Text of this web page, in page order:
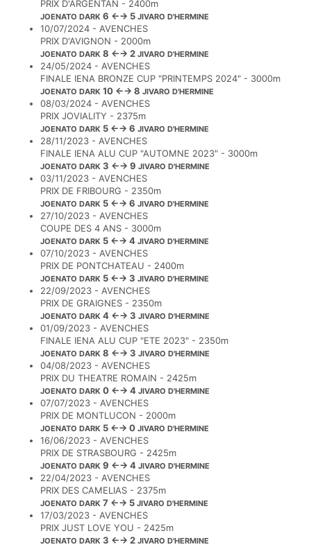
PRIX D'ARGENTAN - 2400m
JOENATO DARK 6 ←→ 5 JIVARO D'HERMINE
10/07/2024 - AVENCHES
PRIX D'AVIGNON - 2000m
JOENATO DARK 8 ←→ 2 JIVARO D'HERMINE
24/05/2024 - AVENCHES
FINALE IENA BRONZE CUP "PRINTEMPS 2024" - 3000m
JOENATO DARK 10 ←→ 8 JIVARO D'HERMINE
08/03/2024 - AVENCHES
PRIX JOVIALITY - 2375m
JOENATO DARK 5 ←→ 6 JIVARO D'HERMINE
28/11/2023 - AVENCHES
FINALE IENA ALU CUP "AUTOMNE 2023" - 3000m
JOENATO DARK 3 ←→ 9 JIVARO D'HERMINE
03/11/2023 - AVENCHES
PRIX DE FRIBOURG - 2350m
JOENATO DARK 5 ←→ 6 JIVARO D'HERMINE
27/10/2023 - AVENCHES
COUPE DES 4 ANS - 3000m
JOENATO DARK 5 ←→ 4 JIVARO D'HERMINE
07/10/2023 - AVENCHES
PRIX DE PONTCHATEAU - 2400m
JOENATO DARK 5 ←→ 3 JIVARO D'HERMINE
22/09/2023 - AVENCHES
PRIX DE GRAIGNES - 2350m
JOENATO DARK 4 ←→ 3 JIVARO D'HERMINE
01/09/2023 - AVENCHES
FINALE IENA ALU CUP "ETE 2023" - 2350m
JOENATO DARK 8 ←→ 3 JIVARO D'HERMINE
04/08/2023 - AVENCHES
PRIX DU THEATRE ROMAIN - 2425m
JOENATO DARK 0 ←→ 4 JIVARO D'HERMINE
07/07/2023 - AVENCHES
PRIX DE MONTLUCON - 2000m
JOENATO DARK 5 ←→ 0 JIVARO D'HERMINE
16/06/2023 - AVENCHES
PRIX DE STRASBOURG - 2425m
JOENATO DARK 9 ←→ 4 JIVARO D'HERMINE
22/04/2023 - AVENCHES
PRIX DES CAMELIAS - 2375m
JOENATO DARK 7 ←→ 5 JIVARO D'HERMINE
17/03/2023 - AVENCHES
PRIX JUST LOVE YOU - 2425m
JOENATO DARK 3 ←→ 2 JIVARO D'HERMINE